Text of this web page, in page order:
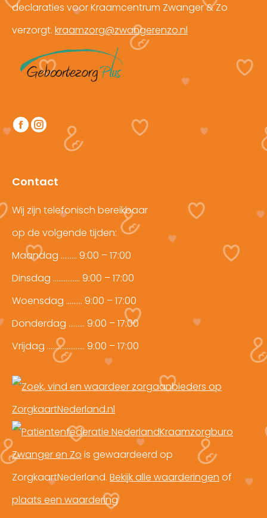
declaraties voor Kraamcentrum Zwanger & Zo
verzorgt. kraamzorg@zwangerenzo.nl
Vind ons op:
Facebook
in
window
Instagram
in
window
Contact
Wij zijn telefonisch bereikbaar
op de volgende tijden:
Maandag ……… 9:00 – 17:00
Dinsdag …………… 9:00 – 17:00
Woensdag ……… 9:00 – 17:00
Donderdag ……… 9:00 – 17:00
Vrijdag ………………… 9:00 – 17:00
Kraamzorgburo
Zwanger en Zo is gewaardeerd op
ZorgkaartNederland. Bekijk alle waarderingen of
plaats een waardering